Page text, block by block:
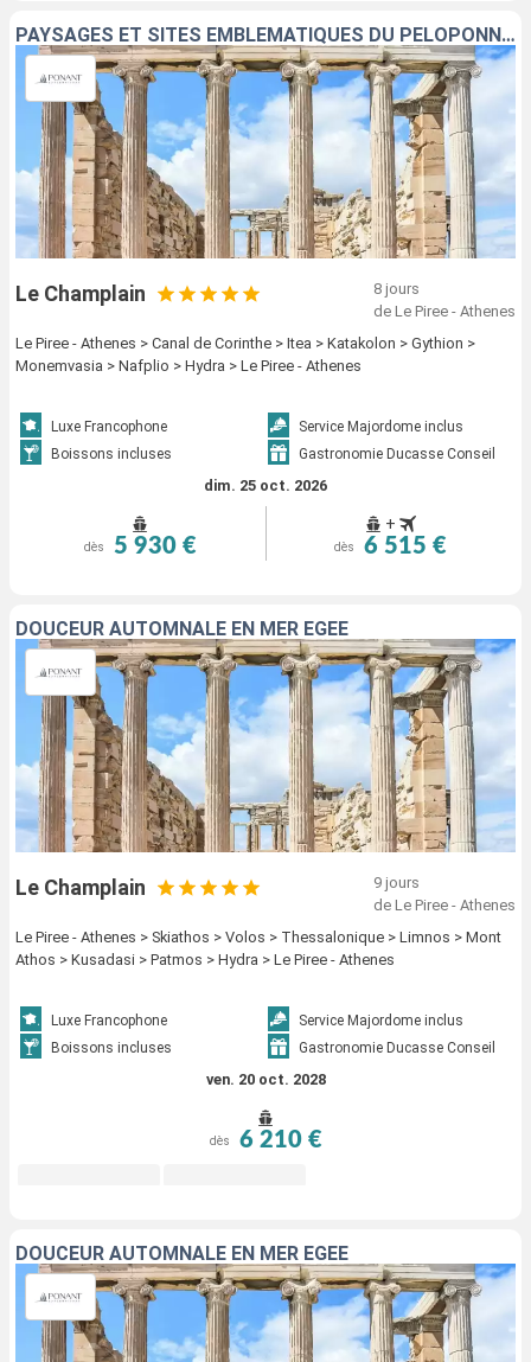
PAYSAGES ET SITES EMBLÉMATIQUES DU PÉLOPONNÈSE
Le Champlain
8 jours
de Le Piree - Athenes
Le Piree - Athenes > Canal de Corinthe > Itea > Katakolon > Gythion >
Monemvasia > Nafplio > Hydra > Le Piree - Athenes
Luxe Francophone
Service Majordome inclus
Boissons incluses
Gastronomie Ducasse Conseil
dim. 25 oct. 2026
dès 5 930 €
+
dès 6 515 €
DOUCEUR AUTOMNALE EN MER EGÉE
Le Champlain
9 jours
de Le Piree - Athenes
Le Piree - Athenes > Skiathos > Volos > Thessalonique > Limnos > Mont
Athos > Kusadasi > Patmos > Hydra > Le Piree - Athenes
Luxe Francophone
Service Majordome inclus
Boissons incluses
Gastronomie Ducasse Conseil
ven. 20 oct. 2028
dès 6 210 €
DOUCEUR AUTOMNALE EN MER EGÉE